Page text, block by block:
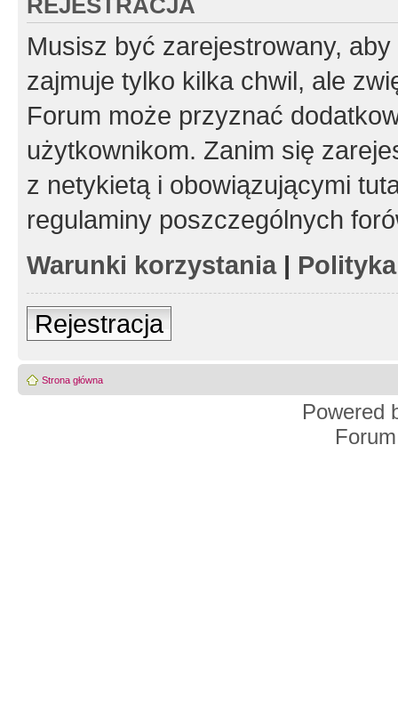
REJESTRACJA
Musisz być zarejestrowany,
zajmuje tylko kilka chwil, ale
Forum może przyznać
użytkownikom. Zanim się
z netykietą i obowiązującymi
regulaminy poszczególnych
Warunki korzystania|
Rejestracja
Strona główna
Powered